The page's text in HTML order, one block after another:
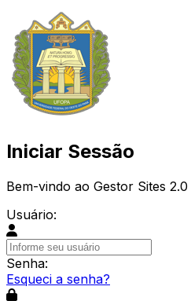
Iniciar Sessão
Bem-vindo ao Gestor Sites 2.0
Usuário:
Senha:
Esqueci a senha?